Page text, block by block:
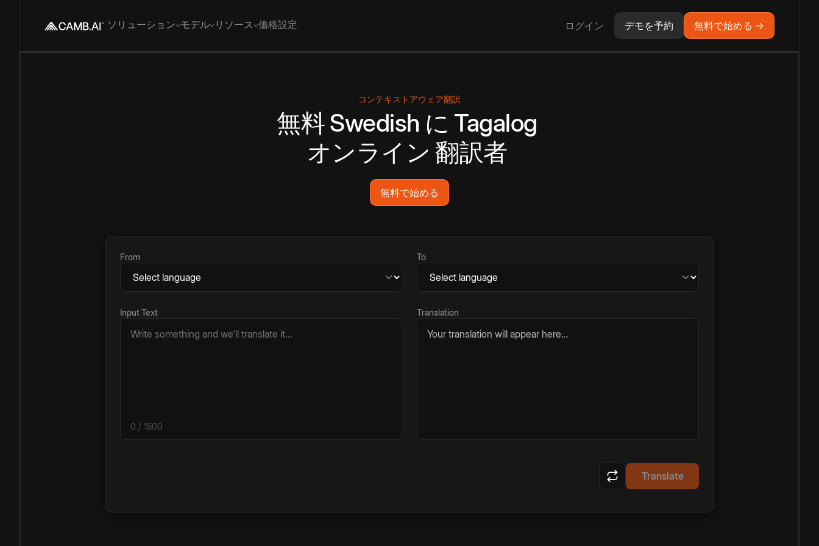
ソリューション モデル リソース 価格設定 ログイン デモを予約 無料で始める →
コンテキストアウェア翻訳
無料Swedish に Tagalog
オンライン 翻訳者
無料で始める
From To
Input Text
0 / 1500
Translation
Your translation will appear here...
Translate